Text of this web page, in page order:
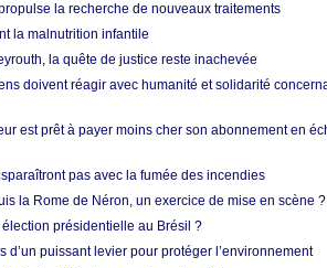
la recherche de nouveaux traitements
la malnutrition infantile
la quête de justice reste inachevée
doivent réagir avec humanité et solidarité
est prêt à payer moins cher son abonnement en
pas avec la fumée des incendies
la Rome de Néron, un exercice de mise en scène ?
présidentielle au Brésil ?
d’un puissant levier pour protéger l’environnement